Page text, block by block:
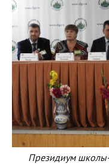
Президиум